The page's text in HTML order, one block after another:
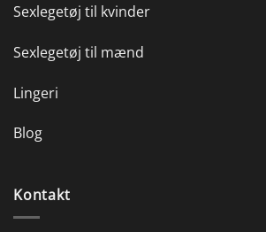
Sexlegetøj til kvinder
Sexlegetøj til mænd
Lingeri
Blog
Kontakt